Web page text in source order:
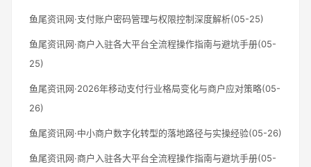
鱼尾资讯网·支付账户密码管理与权限控制深度解析(05-25)
鱼尾资讯网·商户入驻各大平台全流程操作指南与避坑手册(05-
25)
鱼尾资讯网·2026年移动支付行业格局变化与商户应对策略(05-
26)
鱼尾资讯网·中小商户数字化转型的落地路径与实操经验(05-26)
鱼尾资讯网·商户入驻各大平台全流程操作指南与避坑手册(05-